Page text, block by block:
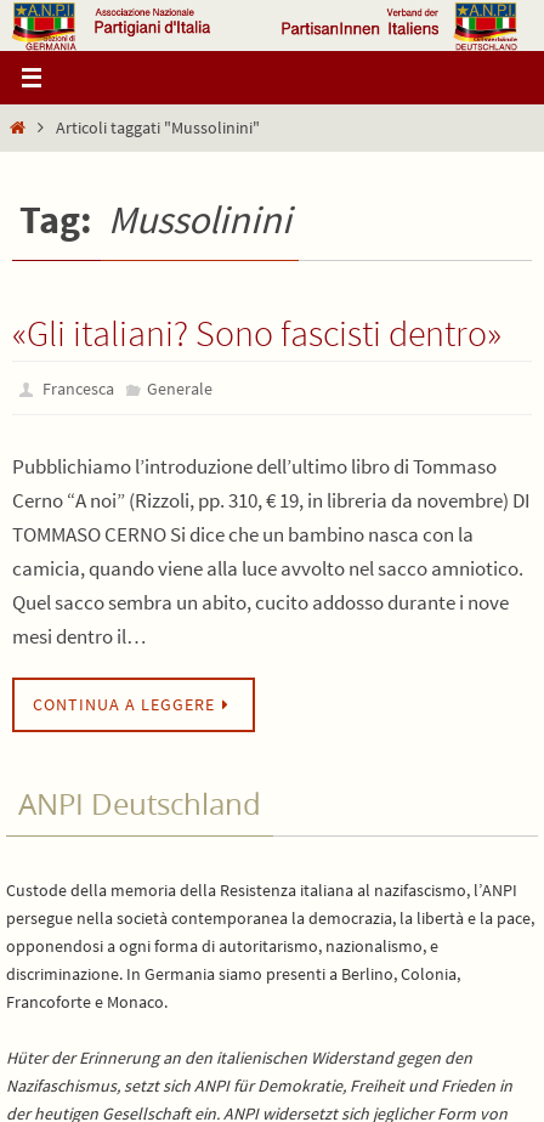
Salta
al
contenuto
HomeArticoli taggati "Mussolinini"
Tag: Mussolinini
«Gli italiani? Sono fascisti dentro»
Francesca Generale
Pubblichiamo l’introduzione dell’ultimo libro di Tommaso
Cerno “A noi” (Rizzoli, pp. 310, € 19, in libreria da novembre) DI
TOMMASO CERNO Si dice che un bambino nasca con la
camicia, quando viene alla luce avvolto nel sacco amniotico.
Quel sacco sembra un abito, cucito addosso durante i nove
mesi dentro il…
CONTINUA A LEGGERE
ANPI Deutschland
Custode della memoria della Resistenza italiana al nazifascismo, l’ANPI
persegue nella società contemporanea la democrazia, la libertà e la pace,
opponendosi a ogni forma di autoritarismo, nazionalismo, e
discriminazione. In Germania siamo presenti a Berlino, Colonia,
Francoforte e Monaco.
Hüter der Erinnerung an den italienischen Widerstand gegen den
Nazifaschismus, setzt sich ANPI für Demokratie, Freiheit und Frieden in
der heutigen Gesellschaft ein. ANPI widersetzt sich jeglicher Form von